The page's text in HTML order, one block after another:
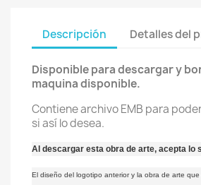
Descripción Detalles del
Disponible para descargar y
maquina disponible.
Contiene archivo EMB para
si así lo desea.
Al descargar esta obra de arte, acepta lo
El diseño del logotipo anterior y la obra de arte